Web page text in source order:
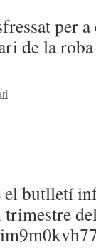
per
de la
butlletí
trimestre